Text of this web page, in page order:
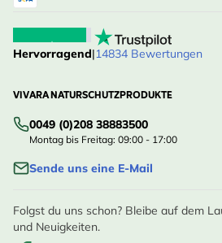
Hervorragend|14834 Bewertungen
VIVARA NATURSCHUTZPRODUKTE
0049 (0)208 38883500
Montag bis Freitag: 09:00 - 17:00
Sende uns eine E-Mail
Folgst du uns schon? Bleibe auf dem
und Neuigkeiten.